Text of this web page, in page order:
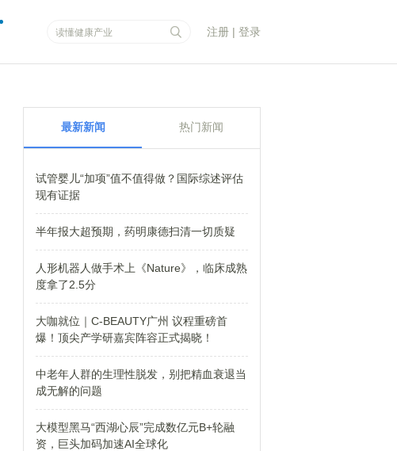
注册 | 登录
最新新闻 热门新闻
试管婴儿“加项”值不值得做？国际综述评估
现有证据
半年报大超预期，药明康德扫清一切质疑
人形机器人做手术上《Nature》，临床成熟
度拿了2.5分
大咖就位｜C-BEAUTY广州 议程重磅首
爆！顶尖产学研嘉宾阵容正式揭晓！
中老年人群的生理性脱发，别把精血衰退当
成无解的问题
大模型黑马“西湖心辰”完成数亿元B+轮融
资，巨头加码加速AI全球化